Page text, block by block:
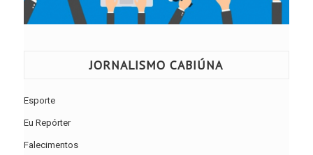
JORNALISMO CABIÚNA
Esporte
Eu Repórter
Falecimentos